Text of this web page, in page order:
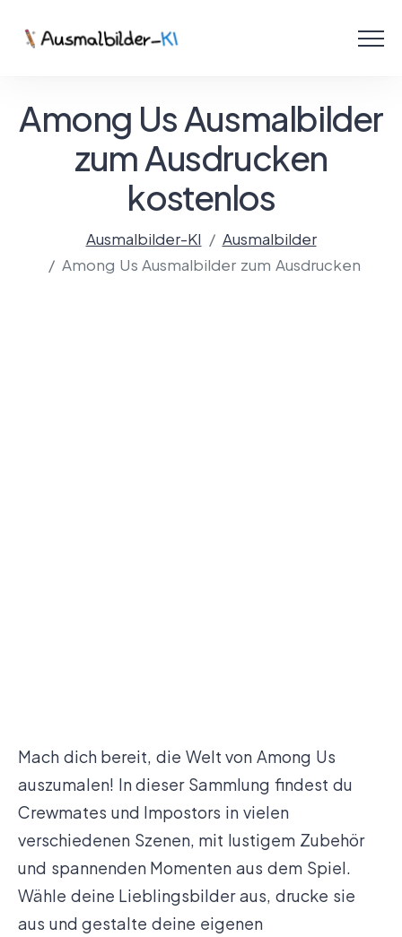
Mit KI gestalten!
Among Us Ausmalbilder
zum Ausdrucken
kostenlos
Ausmalbilder-KI
Ausmalbilder
Among Us Ausmalbilder zum Ausdrucken
Mach dich bereit, die Welt von Among Us
auszumalen! In dieser Sammlung findest du
Crewmates und Impostors in vielen
verschiedenen Szenen, mit lustigem Zubehör
und spannenden Momenten aus dem Spiel.
Wähle deine Lieblingsbilder aus, drucke sie
aus und gestalte deine eigenen